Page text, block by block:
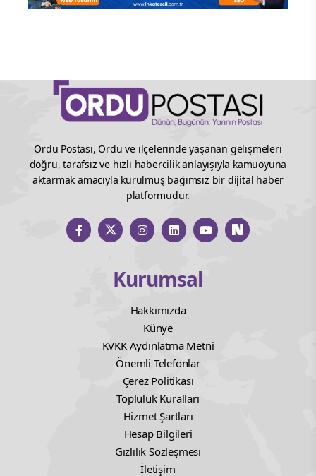
Ordu Postası, Ordu ve ilçelerinde yaşanan gelişmeleri
doğru, tarafsız ve hızlı habercilik anlayışıyla kamuoyuna
aktarmak amacıyla kurulmuş bağımsız bir dijital haber
platformudur.
Kurumsal
Hakkımızda
Künye
KVKK Aydınlatma Metni
Önemli Telefonlar
Çerez Politikası
Topluluk Kuralları
Hizmet Şartları
Hesap Bilgileri
Gizlilik Sözleşmesi
İletişim